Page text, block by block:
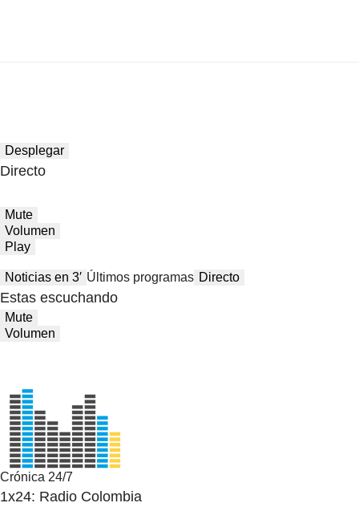
Desplegar
Directo
Mute
Volumen
Play
Noticias en 3′ Últimos programas Directo
Estas escuchando
Mute
Volumen
Crónica 24/7
1x24: Radio Colombia